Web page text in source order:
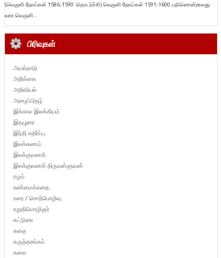
(வெருளி நோய்கள் 1586-1590 :தொடர்ச்சி) வெருளி நோய்கள் 1591-1600 பதினொன்றாவது
வார வெருளி...
பிரிவுகள்
அயல்நாடு
அறிக்கை
அறிவியல்
அழைப்பிதழ்
இக்கால இலக்கியம்
இதழுரை
இந்தி எதிர்ப்பு
இலக்கணம்
இலக்குவனார்
இலக்குவனார் திருவள்ளுவன்
ஈழம்
உண்மைக்கதை
உரை / சொற்பொழிவு
உறுதிமொழிஞர்
கட்டுரை
கதை
கருத்தரங்கம்
கலை